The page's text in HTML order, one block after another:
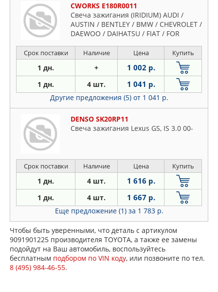
CWORKS E180R0011
Свеча зажигания (IRIDIUM) AUDI /
AUSTIN / BENTLEY / BMW / CHEVROLET /
DAEWOO / DAIHATSU / FIAT / FOR
Срок поставки Наличие Цена Купить
1 дн. + 1 002 р.
1 дн. 4 шт. 1 041 р.
Другие предложения (5) от 1 041 р.
DENSO SK20RP11
Свеча зажигания Lexus GS, IS 3.0 00-
Срок поставки Наличие Цена Купить
1 дн. 4 шт. 1 616 р.
1 дн. 4 шт. 1 667 р.
Еще предложение (1) за 1 783 р.
Чтобы быть уверенными, что деталь с артикулом
9091901225 производителя TOYOTA, а также ее замены
подойдут на Ваш автомобиль, воспользуйтесь
бесплатным подбором по VIN коду, или позвоните по тел.
8 (495) 984-46-55.